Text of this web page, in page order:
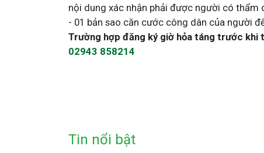
nội dung xác nhận phải được người có thẩm
- 01 bản sao căn cước công dân của người
Trường hợp đăng ký giờ hỏa táng trước khi
02943 858214
Tin nổi bật